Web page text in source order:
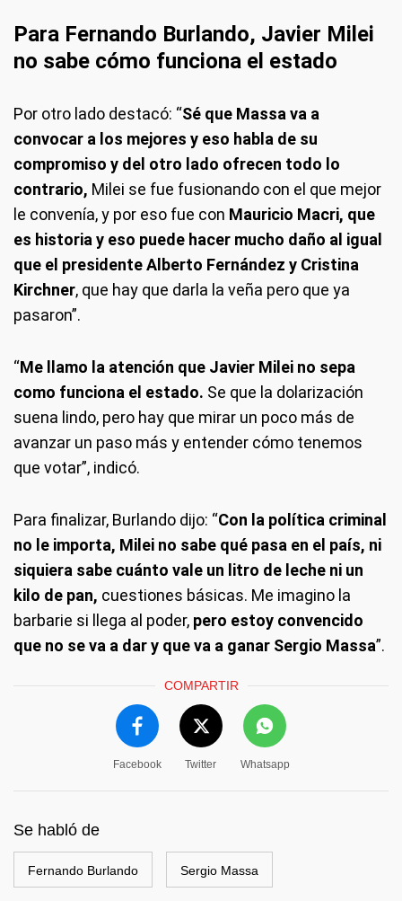
Para Fernando Burlando, Javier Milei
no sabe cómo funciona el estado
Por otro lado destacó: “Sé que Massa va a
convocar a los mejores y eso habla de su
compromiso y del otro lado ofrecen todo lo
contrario, Milei se fue fusionando con el que mejor
le convenía, y por eso fue con Mauricio Macri, que
es historia y eso puede hacer mucho daño al igual
que el presidente Alberto Fernández y Cristina
Kirchner, que hay que darla la veña pero que ya
pasaron”.
“Me llamo la atención que Javier Milei no sepa
como funciona el estado. Se que la dolarización
suena lindo, pero hay que mirar un poco más de
avanzar un paso más y entender cómo tenemos
que votar”, indicó.
Para finalizar, Burlando dijo: “Con la política criminal
no le importa, Milei no sabe qué pasa en el país, ni
siquiera sabe cuánto vale un litro de leche ni un
kilo de pan, cuestiones básicas. Me imagino la
barbarie si llega al poder, pero estoy convencido
que no se va a dar y que va a ganar Sergio Massa”.
COMPARTIR
Facebook Twitter Whatsapp
Se habló de
Fernando Burlando Sergio Massa